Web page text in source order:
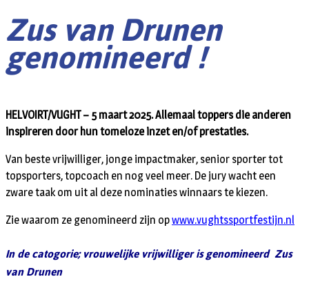
Zus van Drunen
genomineerd !
HELVOIRT/VUGHT – 5 maart 2025. Allemaal toppers die anderen
inspireren door hun tomeloze inzet en/of prestaties.
Van beste vrijwilliger, jonge impactmaker, senior sporter tot
topsporters, topcoach en nog veel meer. De jury wacht een
zware taak om uit al deze nominaties winnaars te kiezen.
Zie waarom ze genomineerd zijn opwww.vughtssportfestijn.nl
In de catogorie; vrouwelijke vrijwilliger is genomineerd Zus
van Drunen